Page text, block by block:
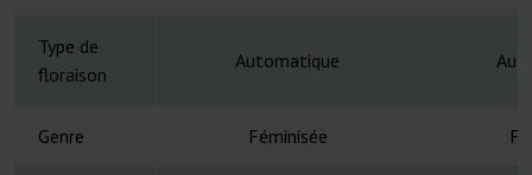
Type de
floraison
Automatique
Genre Féminisée